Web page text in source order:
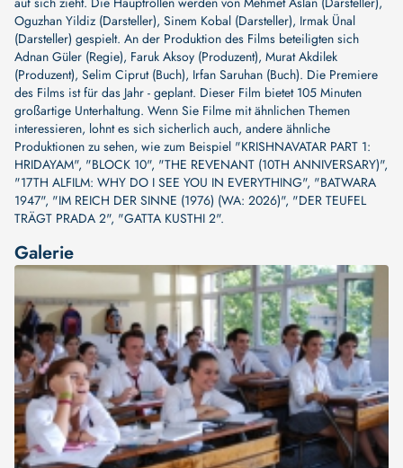
Oguzhan Yildiz (Darsteller), Sinem Kobal (Darsteller), Irmak Ünal
(Darsteller) gespielt. An der Produktion des Films beteiligten sich
Adnan Güler (Regie), Faruk Aksoy (Produzent), Murat Akdilek
(Produzent), Selim Ciprut (Buch), Irfan Saruhan (Buch). Die Premiere
des Films ist für das Jahr - geplant. Dieser Film bietet 105 Minuten
großartige Unterhaltung. Wenn Sie Filme mit ähnlichen Themen
interessieren, lohnt es sich sicherlich auch, andere ähnliche
Produktionen zu sehen, wie zum Beispiel "KRISHNAVATAR PART 1:
HRIDAYAM", "BLOCK 10", "THE REVENANT (10TH ANNIVERSARY)",
"17TH ALFILM: WHY DO I SEE YOU IN EVERYTHING", "BATWARA
1947", "IM REICH DER SINNE (1976) (WA: 2026)", "DER TEUFEL
TRÄGT PRADA 2", "GATTA KUSTHI 2".
Galerie